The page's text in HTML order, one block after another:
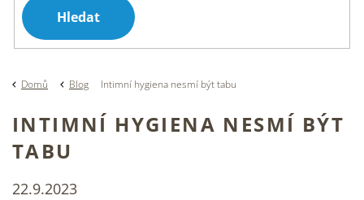
Hledat
Domů Blog Intimní hygiena nesmí být tabu
INTIMNÍ HYGIENA NESMÍ BÝT
TABU
22.9.2023